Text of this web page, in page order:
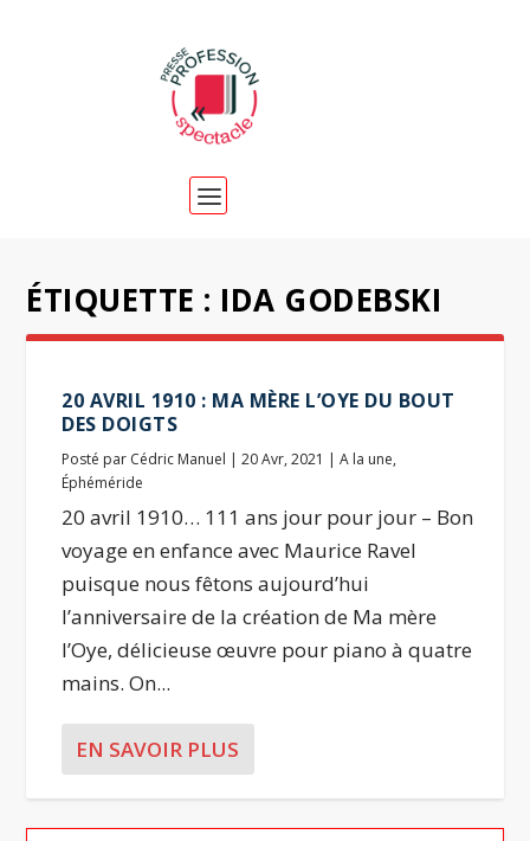
ÉTIQUETTE : IDA GODEBSKI
20 AVRIL 1910 : MA MÈRE L’OYE DU BOUT
DES DOIGTS
Posté par Cédric Manuel |20 Avr, 2021 |A la une,
Éphéméride
20 avril 1910… 111 ans jour pour jour – Bon
voyage en enfance avec Maurice Ravel
puisque nous fêtons aujourd’hui
l’anniversaire de la création de Ma mère
l’Oye, délicieuse œuvre pour piano à quatre
mains. On...
EN SAVOIR PLUS